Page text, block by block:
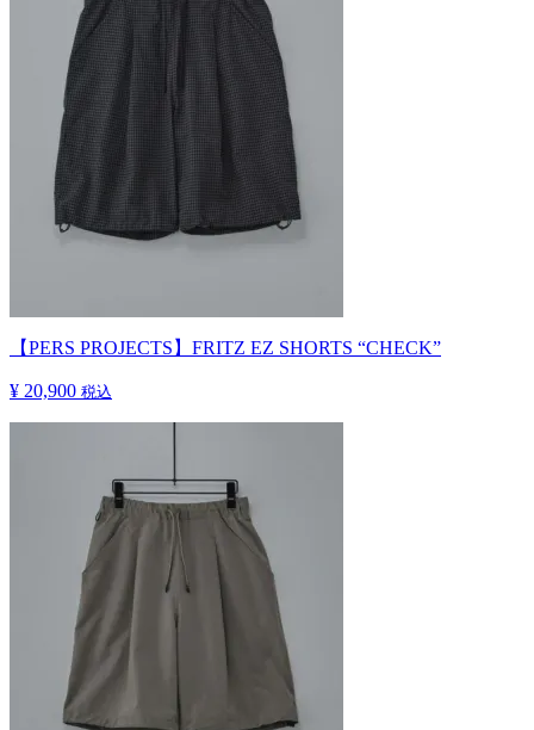
【PERS PROJECTS】FRITZ EZ SHORTS “CHECK”
¥ 20,900 税込